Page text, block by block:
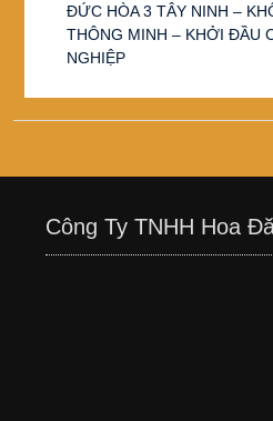
ĐỨC HÒA 3 TÂY NINH –
THÔNG MINH – KHỞI ĐẦU
NGHIỆP
Công Ty TNHH Hoa